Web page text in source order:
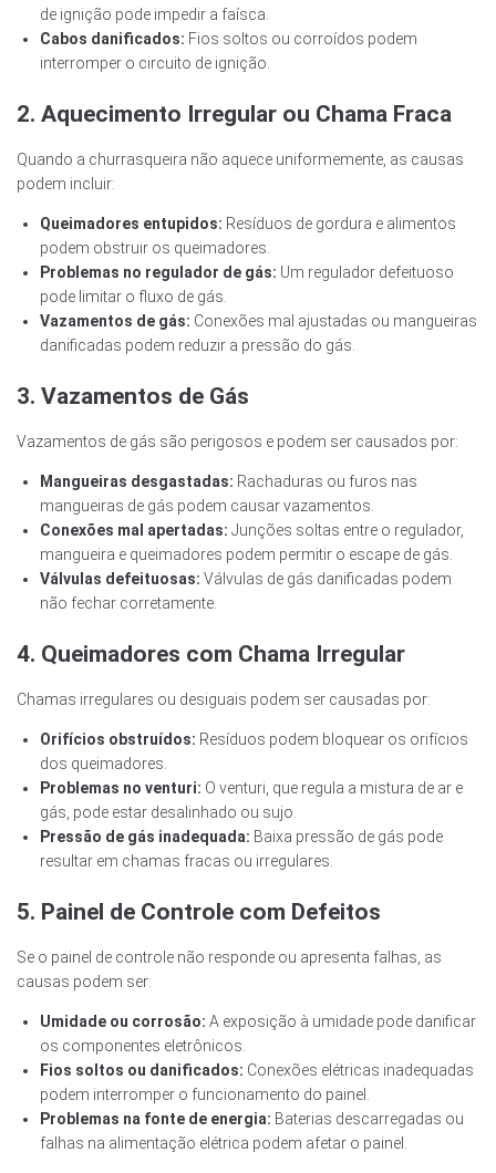
de ignição pode impedir a faísca.
Cabos danificados: Fios soltos ou corroídos podem
interromper o circuito de ignição.
2. Aquecimento Irregular ou Chama Fraca
Quando a churrasqueira não aquece uniformemente, as causas
podem incluir:
Queimadores entupidos: Resíduos de gordura e alimentos
podem obstruir os queimadores.
Problemas no regulador de gás: Um regulador defeituoso
pode limitar o fluxo de gás.
Vazamentos de gás: Conexões mal ajustadas ou mangueiras
danificadas podem reduzir a pressão do gás.
3. Vazamentos de Gás
Vazamentos de gás são perigosos e podem ser causados por:
Mangueiras desgastadas: Rachaduras ou furos nas
mangueiras de gás podem causar vazamentos.
Conexões mal apertadas: Junções soltas entre o regulador,
mangueira e queimadores podem permitir o escape de gás.
Válvulas defeituosas: Válvulas de gás danificadas podem
não fechar corretamente.
4. Queimadores com Chama Irregular
Chamas irregulares ou desiguais podem ser causadas por:
Orifícios obstruídos: Resíduos podem bloquear os orifícios
dos queimadores.
Problemas no venturi: O venturi, que regula a mistura de ar e
gás, pode estar desalinhado ou sujo.
Pressão de gás inadequada: Baixa pressão de gás pode
resultar em chamas fracas ou irregulares.
5. Painel de Controle com Defeitos
Se o painel de controle não responde ou apresenta falhas, as
causas podem ser:
Umidade ou corrosão: A exposição à umidade pode danificar
os componentes eletrônicos.
Fios soltos ou danificados: Conexões elétricas inadequadas
podem interromper o funcionamento do painel.
Problemas na fonte de energia: Baterias descarregadas ou
falhas na alimentação elétrica podem afetar o painel.